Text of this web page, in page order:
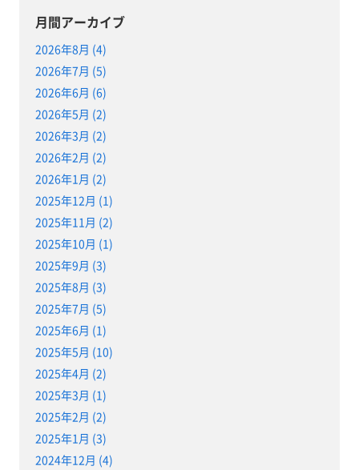
月間アーカイブ
2026年8月 (4)
2026年7月 (5)
2026年6月 (6)
2026年5月 (2)
2026年3月 (2)
2026年2月 (2)
2026年1月 (2)
2025年12月 (1)
2025年11月 (2)
2025年10月 (1)
2025年9月 (3)
2025年8月 (3)
2025年7月 (5)
2025年6月 (1)
2025年5月 (10)
2025年4月 (2)
2025年3月 (1)
2025年2月 (2)
2025年1月 (3)
2024年12月 (4)